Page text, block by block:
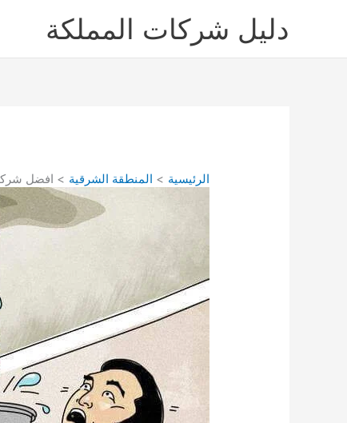
دليل شركات المملكة
الرئيسية المنطقة الشرقية افضل